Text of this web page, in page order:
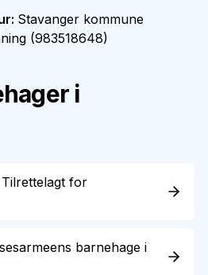
: Stavanger kommune
(983518648)
i
for
barnehage i